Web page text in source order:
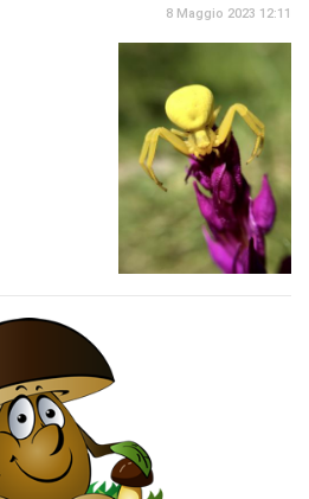
8 Maggio 2023 12:11